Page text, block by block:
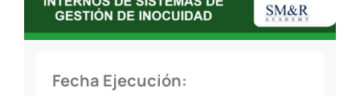
Fecha Ejecución: